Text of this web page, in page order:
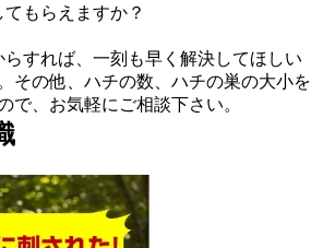
もらえますか？
すれば、一刻も早く解決してほしい
その他、ハチの数、ハチの巣の大小を
で、お気軽にご相談下さい。